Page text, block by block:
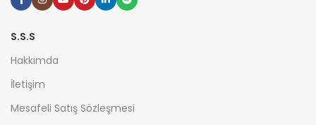
S.S.S
Hakkımda
İletişim
Mesafeli Satış Sözleşmesi